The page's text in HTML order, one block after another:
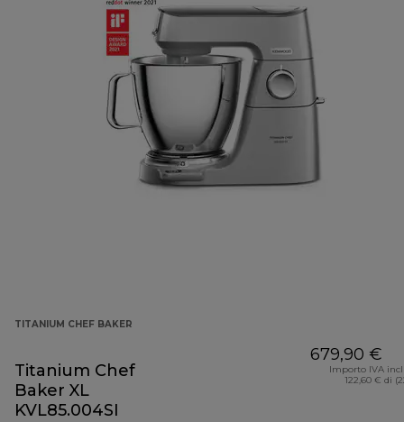
TITANIUM CHEF BAKER
Titanium Chef
Baker XL
KVL85.004SI
679,90 €
Importo IVA
122,60 € di